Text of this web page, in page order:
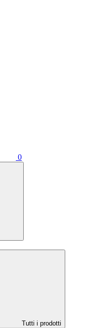
0
Tutti i prodotti